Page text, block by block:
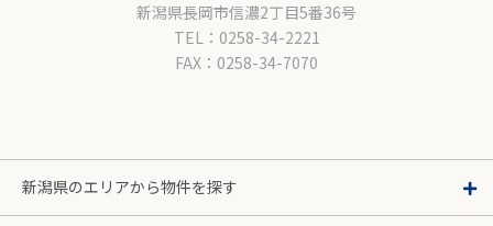
新潟県長岡市信濃2丁目5番36号
TEL：0258-34-2221
FAX：0258-34-7070
新潟県のエリアから物件を探す